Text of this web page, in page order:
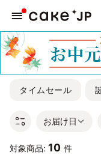
タイムセール
お届け日
対象商品: 10 件